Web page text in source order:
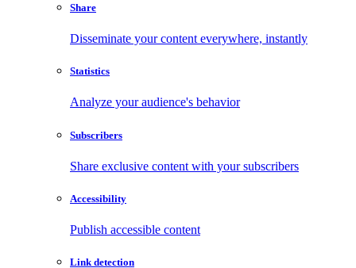
Share
Disseminate your content everywhere, instantly
Statistics
Analyze your audience's behavior
Subscribers
Share exclusive content with your subscribers
Accessibility
Publish accessible content
Link detection